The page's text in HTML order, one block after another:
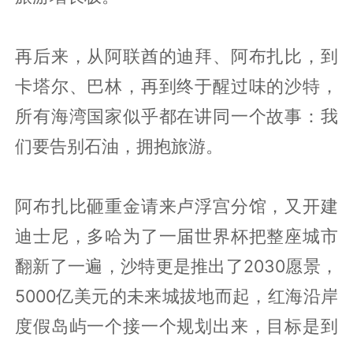
再后来，从阿联酋的迪拜、阿布扎比，到
卡塔尔、巴林，再到终于醒过味的沙特，
所有海湾国家似乎都在讲同一个故事：我
们要告别石油，拥抱旅游。
阿布扎比砸重金请来卢浮宫分馆，又开建
迪士尼，多哈为了一届世界杯把整座城市
翻新了一遍，沙特更是推出了2030愿景，
5000亿美元的未来城拔地而起，红海沿岸
度假岛屿一个接一个规划出来，目标是到